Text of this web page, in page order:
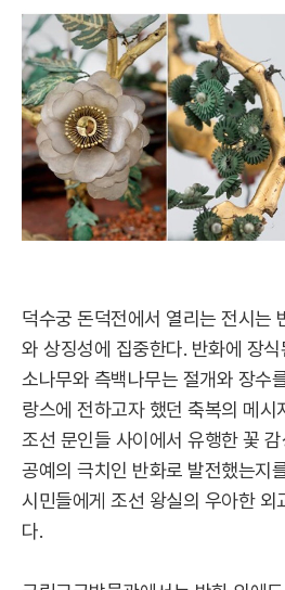
덕수궁 돈덕전에서 열리는 전시는
와 상징성에 집중한다. 반화에 장
소나무와 측백나무는 절개와 장수
랑스에 전하고자 했던 축복의 메시
조선 문인들 사이에서 유행한 꽃
공예의 극치인 반화로 발전했는지
시민들에게 조선 왕실의 우아한 외
다.